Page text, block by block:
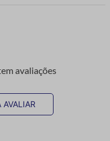
avaliações
AVALIAR